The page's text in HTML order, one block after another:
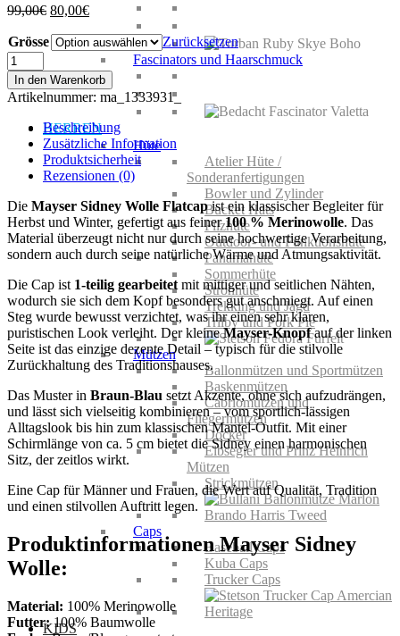
Fascinators und Haarschmuck
HERREN
Hüte
Atelier Hüte /
Sonderanfertigungen
Bowler und Zylinder
Bucket Hats
Filzhüte
Outdoor- und Funktionshüte
Panamahüte
Sommerhüte
Strohhüte
Trekking und Jagd
Trilby und Pork Pie
Mützen
Ballonmützen und Sportmützen
Baskenmützen
Cabriomützen und
Fliegermützen
Docker
Elbsegler und Prinz Heinrich
Mützen
Strickmützen
Caps
Baseball Caps
Kuba Caps
Trucker Caps
KIDS
99,00€ Ursprünglicher
war:
80,00€Aktueller
ist:
80,00€.
Grösse
Zurücksetzen
Mayser
Sidney
Wolle
Menge
In den Warenkorb
Artikelnummer: ma_1333931_
Beschreibung
Zusätzliche Information
Produktsicherheit
Rezensionen (0)
Die Mayser Sidney Wolle Flatcapist ein klassischer Begleiter für
Herbst und Winter, gefertigt aus feiner100 % Merinowolle. Das
Material überzeugt nicht nur durch seine hochwertige Verarbeitung,
sondern auch durch seine natürliche Wärme und Atmungsaktivität.
Die Cap ist 1-teilig gearbeitet mit mittiger und seitlichen Nähten,
wodurch sie sich dem Kopf besonders gut anschmiegt. Auf einen
Steg wurde bewusst verzichtet, was ihr einen sehr klaren,
puristischen Look verleiht. Der kleineMayser-Knopfauf der linken
Seite ist das einzige dezente Detail – typisch für die stilvolle
Zurückhaltung des Traditionshauses.
Das Muster in Braun-Blau setzt Akzente, ohne sich aufzudrängen,
und lässt sich vielseitig kombinieren – vom sportlich-lässigen
Alltagslook bis hin zum klassischen Mantel-Outfit. Mit einer
Schirmlänge von ca. 5 cm bietet die Sidney einen harmonischen
Sitz, der zeitlos wirkt.
Eine Cap für Männer und Frauen, die Wert auf Qualität, Tradition
und einen stilvollen Auftritt legen.
Produktinformationen Mayser Sidney
Wolle:
Material: 100% Merinowolle
Futter:100% Baumwolle